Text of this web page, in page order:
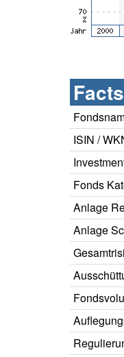
ISIN /
Fonds
Anlage
Anlage